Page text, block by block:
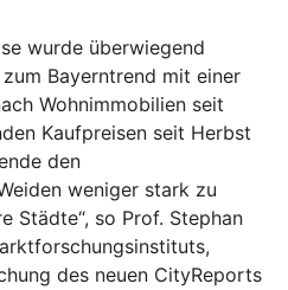
wurde überwiegend
Bayerntrend mit einer
Wohnimmobilien seit
Kaufpreisen seit Herbst
den
weniger stark zu
Städte“, so Prof. Stephan
des neuen CityReports